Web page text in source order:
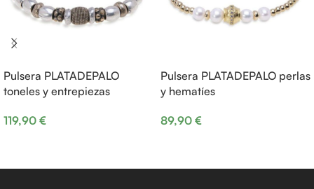
Pulsera PLATADEPALO
toneles y entrepiezas
119,90 €
Pulsera PLATADEPALO perlas
y hematíes
89,90 €